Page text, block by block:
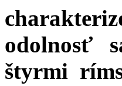
odolnosť
štyrmi